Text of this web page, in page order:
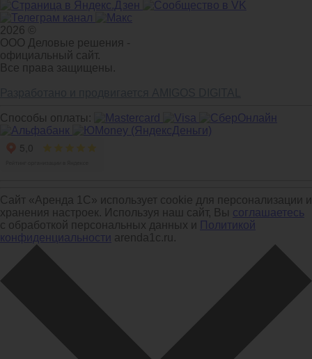
2026 ©
ООО Деловые решения -
официальный сайт.
Все права защищены.
Способы оплаты:
Сайт «Аренда 1С» использует cookie для персонализации и
хранения настроек. Используя наш сайт, Вы соглашаетесь
с обработкой персональных данных и Политикой
конфиденциальности arenda1c.ru.